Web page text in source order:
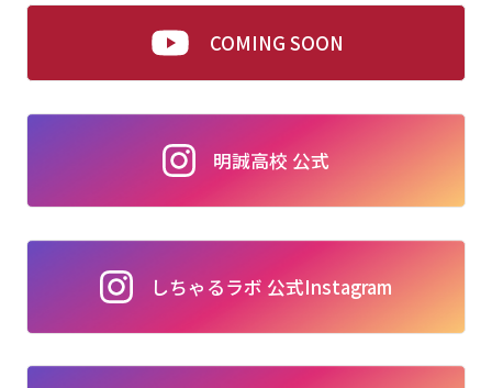
COMING SOON
明誠高校 公式
しちゃるラボ 公式Instagram